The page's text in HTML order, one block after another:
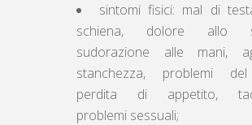
sintomi fisici: mal di
schiena, dolore allo
sudorazione alle mani,
stanchezza, problemi
perdita di appetito,
problemi sessuali;